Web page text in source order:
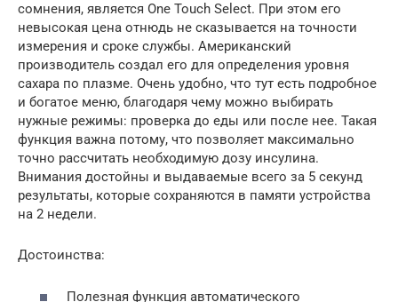
сомнения, является One Touch Select. При этом его
невысокая цена отнюдь не сказывается на точности
измерения и сроке службы. Американский
производитель создал его для определения уровня
сахара по плазме. Очень удобно, что тут есть подробное
и богатое меню, благодаря чему можно выбирать
нужные режимы: проверка до еды или после нее. Такая
функция важна потому, что позволяет максимально
точно рассчитать необходимую дозу инсулина.
Внимания достойны и выдаваемые всего за 5 секунд
результаты, которые сохраняются в памяти устройства
на 2 недели.
Достоинства:
Полезная функция автоматического